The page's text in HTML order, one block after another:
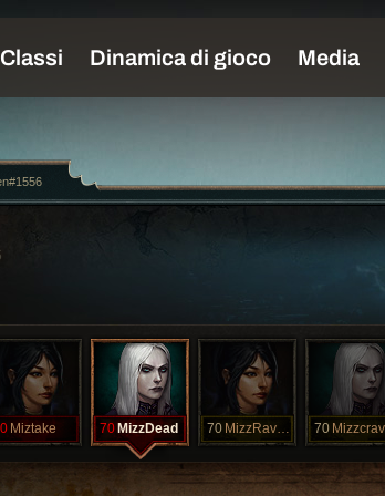
Miztake 70 MizzDead 70 MizzRaven 70